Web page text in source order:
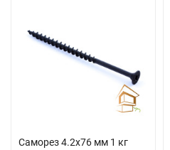
Саморез 4.2х76 мм 1 кг